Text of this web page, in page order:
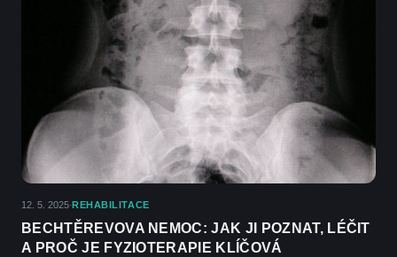
12. 5. 2025·REHABILITACE
BECHTĚREVOVA NEMOC: JAK JI POZNAT, LÉČIT
A PROČ JE FYZIOTERAPIE KLÍČOVÁ